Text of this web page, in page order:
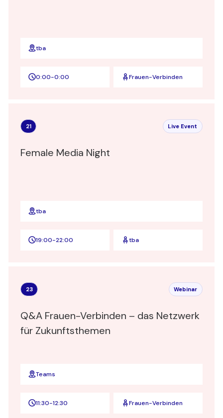
tba
0:00-0:00 Frauen-Verbinden
21 Live Event
Female Media Night
tba
19:00-22:00 tba
23 Webinar
Q&A Frauen-Verbinden – das Netzwerk
für Zukunftsthemen
Teams
11:30-12:30 Frauen-Verbinden